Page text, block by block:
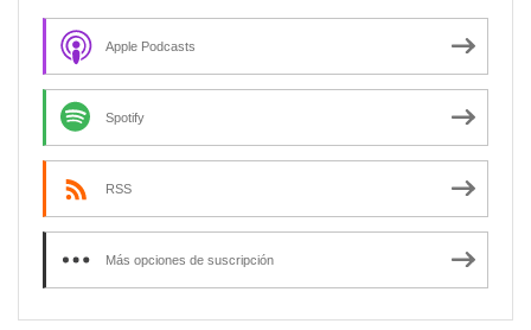
Apple Podcasts
Spotify
RSS
Más opciones de suscripción